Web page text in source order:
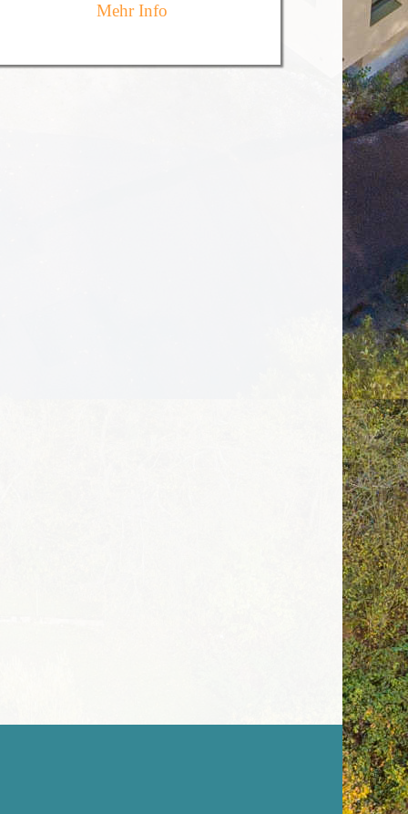
Berücksichtigung ayurvedischer
Mehr Info